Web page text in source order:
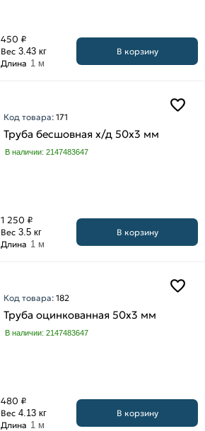
450 ₽
Вес 3.43 кг
Длина 1 м
В корзину
Код товара:171
Труба бесшовная х/д 50х3 мм
В наличии: 2147483647
1 250 ₽
Вес 3.5 кг
Длина 1 м
В корзину
Код товара:182
Труба оцинкованная 50х3 мм
В наличии: 2147483647
480 ₽
Вес 4.13 кг
Длина 1 м
В корзину